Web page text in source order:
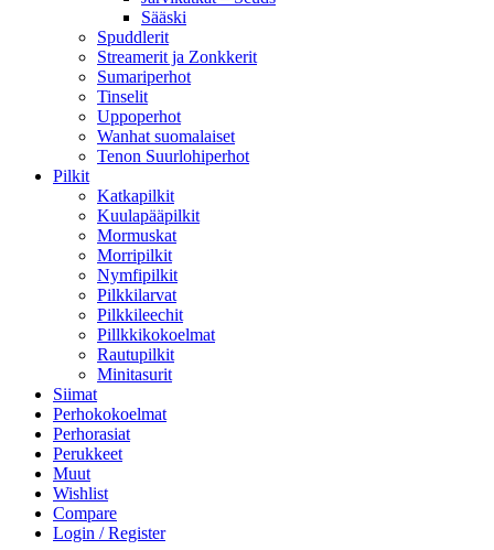
Sääski
Spuddlerit
Streamerit ja Zonkkerit
Sumariperhot
Tinselit
Uppoperhot
Wanhat suomalaiset
Tenon Suurlohiperhot
Pilkit
Katkapilkit
Kuulapääpilkit
Mormuskat
Morripilkit
Nymfipilkit
Pilkkilarvat
Pilkkileechit
Pillkkikokoelmat
Rautupilkit
Minitasurit
Siimat
Perhokokoelmat
Perhorasiat
Perukkeet
Muut
Wishlist
Compare
Login / Register